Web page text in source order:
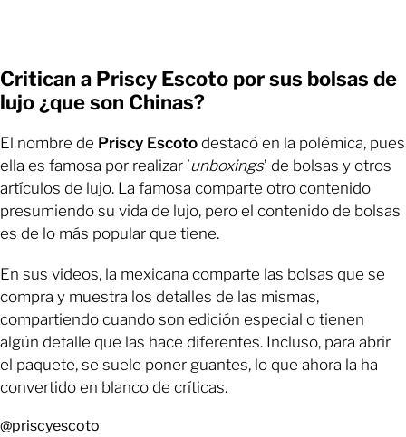
Critican a Priscy Escoto por sus bolsas de
lujo ¿que son Chinas?
El nombre de Priscy Escoto destacó en la polémica, pues
ella es famosa por realizar ’unboxings’ de bolsas y otros
artículos de lujo. La famosa comparte otro contenido
presumiendo su vida de lujo, pero el contenido de bolsas
es de lo más popular que tiene.
En sus videos, la mexicana comparte las bolsas que se
compra y muestra los detalles de las mismas,
compartiendo cuando son edición especial o tienen
algún detalle que las hace diferentes. Incluso, para abrir
el paquete, se suele poner guantes, lo que ahora la ha
convertido en blanco de críticas.
@priscyescoto